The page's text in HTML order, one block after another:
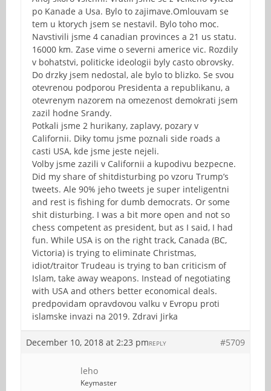
po Kanade a Usa. Bylo to zajimave.Omlouvam se
tem u ktorych jsem se nestavil. Bylo toho moc.
Navstivili jsme 4 canadian provinces a 21 us statu.
16000 km. Zase vime o severni americe vic. Rozdily
v bohatstvi, politicke ideologii byly casto obrovsky.
Do drzky jsem nedostal, ale bylo to blizko. Se svou
otevrenou podporou Presidenta a republikanu, a
otevrenym nazorem na omezenost demokrati jsem
zazil hodne Srandy.
Potkali jsme 2 hurikany, zaplavy, pozary v
Californii. Diky tomu jsme poznali side roads a
casti USA, kde jsme jeste nejeli.
Volby jsme zazili v Californii a kupodivu bezpecne.
Did my share of shitdisturbing po vzoru Trump’s
tweets. Ale 90% jeho tweets je super inteligentni
and rest is fishing for dumb democrats. Or some
shit disturbing. I was a bit more open and not so
chess competent as president, but as I said, I had
fun. While USA is on the right track, Canada (BC,
Victoria) is trying to eliminate Christmas,
idiot/traitor Trudeau is trying to ban criticism of
Islam, take away weapons. Instead of negotiating
with USA and others better economical deals.
predpovidam opravdovou valku v Evropu proti
islamske invazi na 2019. Zdravi Jirka
December 10, 2018 at 2:23 pm #5709
REPLY
leho
Keymaster